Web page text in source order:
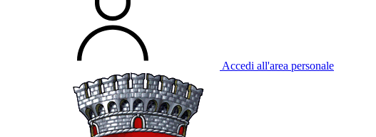
Accedi all'area personale